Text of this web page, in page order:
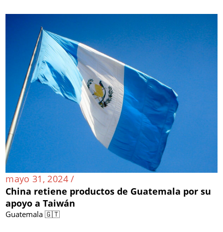
mayo 31, 2024 /
China retiene productos de Guatemala por su
apoyo a Taiwán
Guatemala 🇬🇹